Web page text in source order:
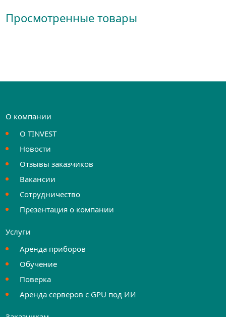
Просмотренные товары
О компании
О TINVEST
Новости
Отзывы заказчиков
Вакансии
Сотрудничество
Презентация о компании
Услуги
Аренда приборов
Обучение
Поверка
Аренда серверов с GPU под ИИ